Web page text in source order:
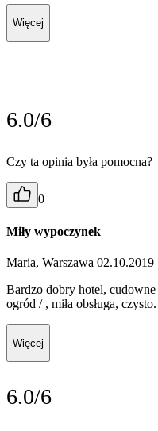
Więcej
6.0/6
Czy ta opinia była pomocna?
0
Miły wypoczynek
Maria, Warszawa 02.10.2019
Bardzo dobry hotel,
ogród / , miła obsługa,
Więcej
6.0/6